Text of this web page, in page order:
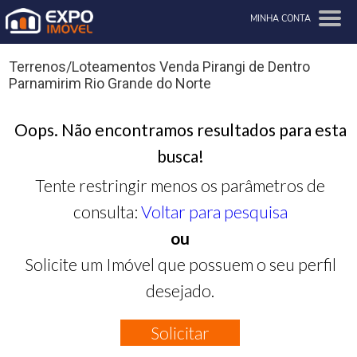
MINHA CONTA
Terrenos/Loteamentos Venda Pirangi de Dentro
Parnamirim Rio Grande do Norte
Oops. Não encontramos resultados para esta
busca!
Tente restringir menos os parâmetros de
consulta: Voltar para pesquisa
ou
Solicite um Imóvel que possuem o seu perfil
desejado.
Solicitar